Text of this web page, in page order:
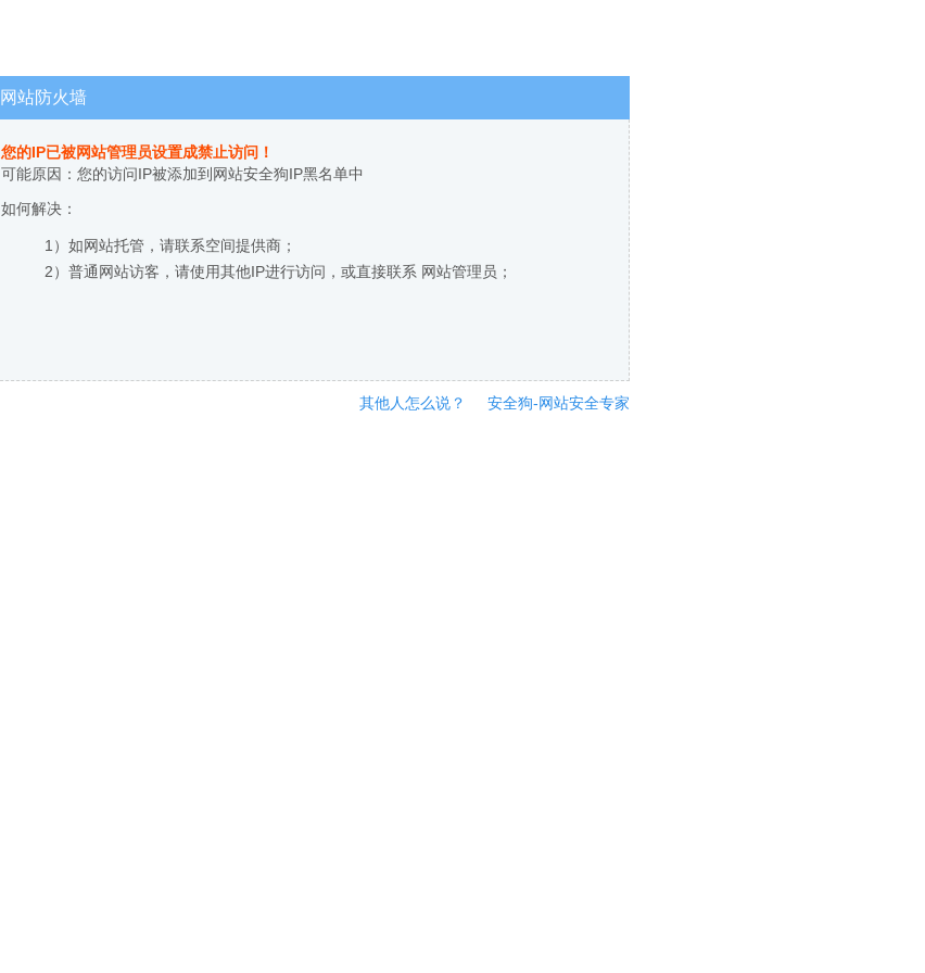
网站防火墙
您的IP已被网站管理员设置成禁止访问！
可能原因：您的访问IP被添加到网站安全狗IP黑名单中
如何解决：
1）如网站托管，请联系空间提供商；
2）普通网站访客，请使用其他IP进行访问，或直接联系 网站管理员；
其他人怎么说？ 安全狗-网站安全专家